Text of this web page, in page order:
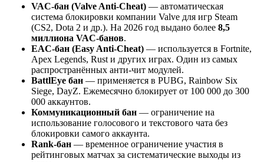
VAC-бан (Valve Anti-Cheat) — автоматическая
система блокировки компании Valve для игр Steam
(CS2, Dota 2 и др.). На 2026 год выдано более 8,5
миллиона VAC-банов.
EAC-бан (Easy Anti-Cheat) — используется в Fortnite,
Apex Legends, Rust и других играх. Один из самых
распространённых анти-чит модулей.
BattlEye бан — применяется в PUBG, Rainbow Six
Siege, DayZ. Ежемесячно блокирует от 100 000 до 300
000 аккаунтов.
Коммуникационный бан — ограничение на
использование голосового и текстового чата без
блокировки самого аккаунта.
Rank-бан — временное ограничение участия в
рейтинговых матчах за систематические выходы из